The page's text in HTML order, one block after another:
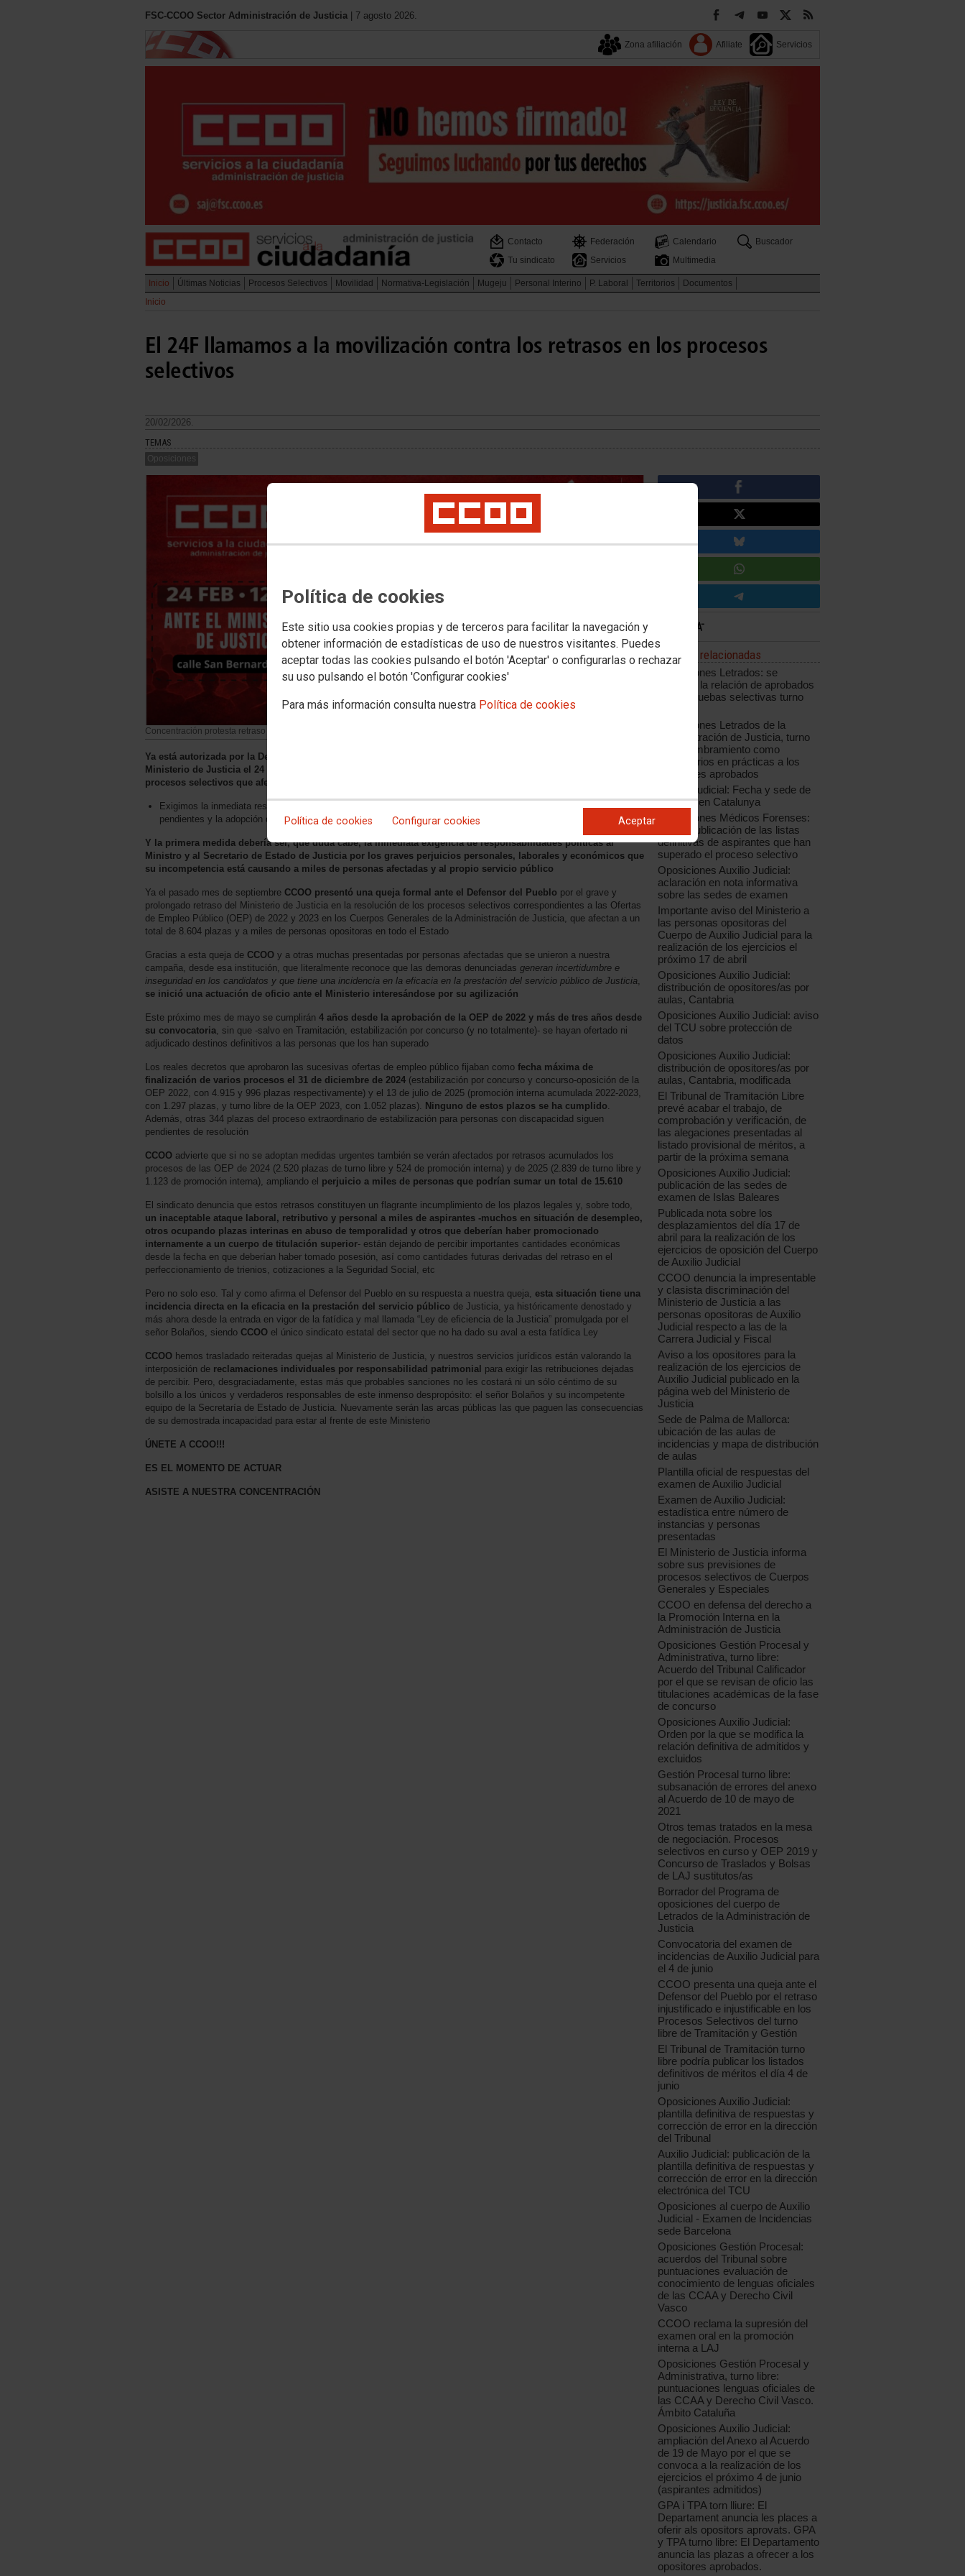
Política de cookies
Este sitio usa cookies propias y de terceros para facilitar la navegación y
obtener información de estadísticas de uso de nuestros visitantes. Puedes
aceptar todas las cookies pulsando el botón 'Aceptar' o configurarlas o rechazar
su uso pulsando el botón 'Configurar cookies'
Para más información consulta nuestra Política de cookies
Política de cookies Configurar cookies Aceptar
FSC-CCOO Sector Administración de Justicia | 7 agosto 2026.
Zona afiliación Afiliate Servicios
Contacto Federación Calendario
Buscador
Tu sindicato
Servicios Multimedia
Inicio Últimas Noticias Procesos Selectivos Movilidad Normativa-Legislación Mugeju Personal Interino P. Laboral Territorios
Documentos
Inicio
El 24F llamamos a la movilización contra los retrasos en los procesos
selectivos
20/02/2026.
TEMAS
Oposiciones
Concentración protesta retraso procesos selectivos
Ya está autorizada por la Delegación del Gobierno la gran concentración convocada por CCOO ante el
Ministerio de Justicia el 24 de febrero a las 12,30 horas contra el inadmisible retraso en la resolución de los
procesos selectivos que afecta a más de 8.600 plazas
Exigimos la inmediata resolución de todos los procesos selectivos, la convocatoria de los concursos de traslado
pendientes y la adopción de medidas que impidan que estos retrasos vuelvan a repetirse
Y la primera medida debería ser, qué duda cabe, la inmediata exigencia de responsabilidades políticas al
Ministro y al Secretario de Estado de Justicia por los graves perjuicios personales, laborales y económicos que
su incompetencia está causando a miles de personas afectadas y al propio servicio público
Ya el pasado mes de septiembre CCOO presentó una queja formal ante el Defensor del Pueblo por el grave y
prolongado retraso del Ministerio de Justicia en la resolución de los procesos selectivos correspondientes a las Ofertas
de Empleo Público (OEP) de 2022 y 2023 en los Cuerpos Generales de la Administración de Justicia, que afectan a un
total de 8.604 plazas y a miles de personas opositoras en todo el Estado
Gracias a esta queja de CCOO y a otras muchas presentadas por personas afectadas que se unieron a nuestra
campaña, desde esa institución, que literalmente reconoce que las demoras denunciadas generan incertidumbre e
inseguridad en los candidatos y que tiene una incidencia en la eficacia en la prestación del servicio público de Justicia
se inició una actuación de oficio ante el Ministerio interesándose por su agilización
Este próximo mes de mayo se cumplirán 4 años desde la aprobación de la OEP de 2022 y más de tres años desde
su convocatoria , sin que -salvo en Tramitación, estabilización por concurso (y no totalmente)- se hayan ofertado ni
adjudicado destinos definitivos a las personas que los han superado
Los reales decretos que aprobaron las sucesivas ofertas de empleo público fijaban como fecha máxima de
finalización de varios procesos el 31 de diciembre de 2024 (estabilización por concurso y concurso-oposición de la
OEP 2022, con 4.915 y 996 plazas respectivamente) y el 13 de julio de 2025 (promoción interna acumulada 2022-2023,
con 1.297 plazas, y turno libre de la OEP 2023, con 1.052 plazas).
Ninguno de estos plazos se ha cumplido
Además, otras 344 plazas del proceso extraordinario de estabilización para personas con discapacidad siguen
pendientes de resolución
CCOO advierte que si no se adoptan medidas urgentes también se verán afectados por retrasos acumulados los
procesos de las OEP de 2024 (2.520 plazas de turno libre y 524 de promoción interna) y de 2025 (2.839 de turno libre y
1.123 de promoción interna), ampliando el perjuicio a miles de personas que podrían sumar un total de 15.610
El sindicato denuncia que estos retrasos constituyen un flagrante incumplimiento de los plazos legales y, sobre todo,
un inaceptable ataque laboral, retributivo y personal a miles de aspirantes -muchos en situación de desempleo,
otros ocupando plazas interinas en abuso de temporalidad y otros que deberían haber promocionado
internamente a un cuerpo de titulación superior- están dejando de percibir importantes cantidades económicas
desde la fecha en que deberían haber tomado posesión, así como cantidades futuras derivadas del retraso en el
perfeccionamiento de trienios, cotizaciones a la Seguridad Social, etc
Pero no solo eso. Tal y como afirma el Defensor del Pueblo en su respuesta a nuestra queja, esta situación tiene una
incidencia directa en la eficacia en la prestación del servicio público de Justicia, ya históricamente denostado y
más ahora desde la entrada en vigor de la fatídica y mal llamada “Ley de eficiencia de la Justicia” promulgada por el
señor Bolaños, siendo CCOO el único sindicato estatal del sector que no ha dado su aval a esta fatídica Ley
CCOO hemos trasladado reiteradas quejas al Ministerio de Justicia, y nuestros servicios jurídicos están valorando la
interposición de reclamaciones individuales por responsabilidad patrimonial para exigir las retribuciones dejadas
de percibir. Pero, desgraciadamente, estas más que probables sanciones no les costará ni un sólo céntimo de su
bolsillo a los únicos y verdaderos responsables de este inmenso despropósito: el señor Bolaños y su incompetente
equipo de la Secretaría de Estado de Justicia. Nuevamente serán las arcas públicas las que paguen las consecuencias
de su demostrada incapacidad para estar al frente de este Ministerio
ÚNETE A CCOO!!!
ES EL MOMENTO DE ACTUAR
ASISTE A NUESTRA CONCENTRACIÓN
Noticias relacionadas
Oposiciones Letrados: se
modifica la relación de aprobados
de las pruebas selectivas turno
Oposiciones Letrados de la
Administración de Justicia, turno
libre: nombramiento como
funcionarios en prácticas a los
opositores aprobados
Auxilio Judicial: Fecha y sede de
examen en Catalunya
Oposiciones Médicos Forenses:
nueva publicación de las listas
definitivas de aspirantes que han
superado el proceso selectivo
Oposiciones Auxilio Judicial:
aclaración en nota informativa
sobre las sedes de examen
Importante aviso del Ministerio a
las personas opositoras del
Cuerpo de Auxilio Judicial para la
realización de los ejercicios el
próximo 17 de abril
Oposiciones Auxilio Judicial:
distribución de opositores/as por
aulas, Cantabria
Oposiciones Auxilio Judicial: aviso
del TCU sobre protección de
datos
Oposiciones Auxilio Judicial:
distribución de opositores/as por
aulas, Cantabria, modificada
El Tribunal de Tramitación Libre
prevé acabar el trabajo, de
comprobación y verificación, de
las alegaciones presentadas al
listado provisional de méritos, a
partir de la próxima semana
Oposiciones Auxilio Judicial:
publicación de las sedes de
examen de Islas Baleares
Publicada nota sobre los
desplazamientos del día 17 de
abril para la realización de los
ejercicios de oposición del Cuerpo
de Auxilio Judicial
CCOO denuncia la impresentable
y clasista discriminación del
Ministerio de Justicia a las
personas opositoras de Auxilio
Judicial respecto a las de la
Carrera Judicial y Fiscal
Aviso a los opositores para la
realización de los ejercicios de
Auxilio Judicial publicado en la
página web del Ministerio de
Justicia
Sede de Palma de Mallorca:
ubicación de las aulas de
incidencias y mapa de distribución
de aulas
Plantilla oficial de respuestas del
examen de Auxilio Judicial
Examen de Auxilio Judicial:
estadística entre número de
instancias y personas
presentadas
El Ministerio de Justicia informa
sobre sus previsiones de
procesos selectivos de Cuerpos
Generales y Especiales
CCOO en defensa del derecho a
la Promoción Interna en la
Administración de Justicia
Oposiciones Gestión Procesal y
Administrativa, turno libre:
Acuerdo del Tribunal Calificador
por el que se revisan de oficio las
titulaciones académicas de la fase
de concurso
Oposiciones Auxilio Judicial:
Orden por la que se modifica la
relación definitiva de admitidos y
excluidos
Gestión Procesal turno libre:
subsanación de errores del anexo
al Acuerdo de 10 de mayo de
2021
Otros temas tratados en la mesa
de negociación. Procesos
selectivos en curso y OEP 2019 y
Concurso de Traslados y Bolsas
de LAJ sustitutos/as
Borrador del Programa de
oposiciones del cuerpo de
Letrados de la Administración de
Justicia
Convocatoria del examen de
incidencias de Auxilio Judicial para
el 4 de junio
CCOO presenta una queja ante el
Defensor del Pueblo por el retraso
injustificado e injustificable en los
Procesos Selectivos del turno
libre de Tramitación y Gestión
El Tribunal de Tramitación turno
libre podría publicar los listados
definitivos de méritos el día 4 de
junio
Oposiciones Auxilio Judicial:
plantilla definitiva de respuestas y
corrección de error en la dirección
del Tribunal
Auxilio Judicial: publicación de la
plantilla definitiva de respuestas y
corrección de error en la dirección
electrónica del TCU
Oposiciones al cuerpo de Auxilio
Judicial - Examen de Incidencias
sede Barcelona
Oposiciones Gestión Procesal:
acuerdos del Tribunal sobre
puntuaciones evaluación de
conocimiento de lenguas oficiales
de las CCAA y Derecho Civil
Vasco
CCOO reclama la supresión del
examen oral en la promoción
interna a LAJ
Oposiciones Gestión Procesal y
Administrativa, turno libre:
puntuaciones lenguas oficiales de
las CCAA y Derecho Civil Vasco.
Ámbito Cataluña
Oposiciones Auxilio Judicial:
ampliación del Anexo al Acuerdo
de 19 de Mayo por el que se
convoca a la realización de los
ejercicios el próximo 4 de junio
(aspirantes admitidos)
GPA i TPA torn lliure: El
Departament anuncia les places a
oferir als opositors aprovats. GPA
y TPA turno libre: El Departamento
anuncia las plazas a ofrecer a los
opositores aprobados.